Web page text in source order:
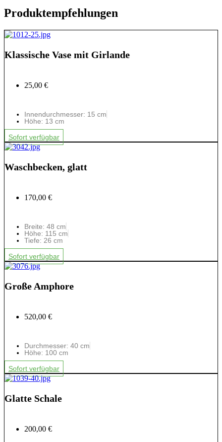
Produktempfehlungen
Klassische Vase mit Girlande
25,00 €
Innendurchmesser: 15 cm
Höhe: 13 cm
Sofort verfügbar
Waschbecken, glatt
170,00 €
Breite: 48 cm
Höhe: 115 cm
Tiefe: 26 cm
Sofort verfügbar
Große Amphore
520,00 €
Durchmesser: 40 cm
Höhe: 100 cm
Sofort verfügbar
Glatte Schale
200,00 €